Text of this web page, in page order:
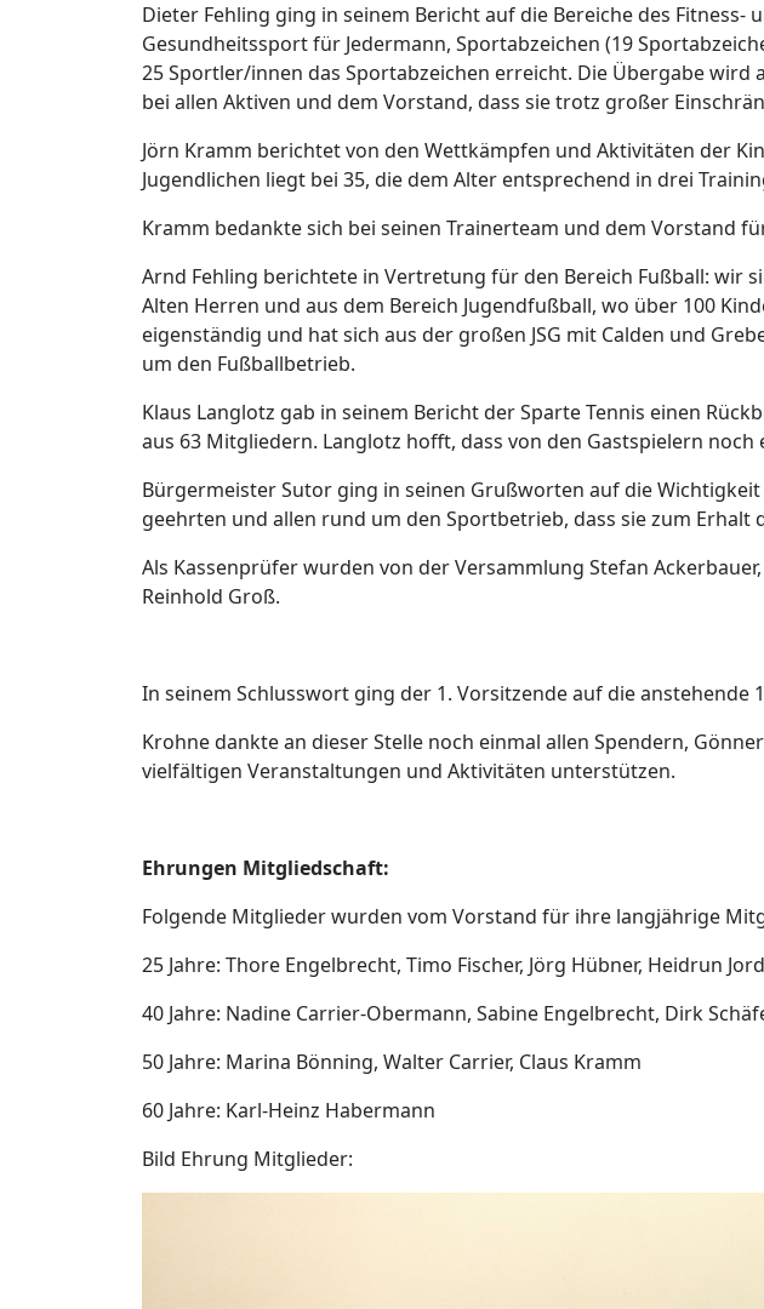
Dieter Fehling ging in seinem Bericht auf die Bereiche des
Gesundheitssport für Jedermann, Sportabzeichen (19
25 Sportler/innen das Sportabzeichen erreicht. Die Übergabe
bei allen Aktiven und dem Vorstand, dass sie trotz großer
Jörn Kramm berichtet von den Wettkämpfen und Aktivitäten der
Jugendlichen liegt bei 35, die dem Alter entsprechend in drei
Kramm bedankte sich bei seinen Trainerteam und dem Vorstand
Arnd Fehling berichtete in Vertretung für den Bereich Fußball: wir
Alten Herren und aus dem Bereich Jugendfußball, wo über 100
eigenständig und hat sich aus der großen JSG mit Calden und
um den Fußballbetrieb.
Klaus Langlotz gab in seinem Bericht der Sparte Tennis einen
aus 63 Mitgliedern. Langlotz hofft, dass von den Gastspielern
Bürgermeister Sutor ging in seinen Grußworten auf die
geehrten und allen rund um den Sportbetrieb, dass sie zum
Als Kassenprüfer wurden von der Versammlung Stefan
Reinhold Groß.
In seinem Schlusswort ging der 1. Vorsitzende auf die
Krohne dankte an dieser Stelle noch einmal allen Spendern,
vielfältigen Veranstaltungen und Aktivitäten unterstützen.
Ehrungen Mitgliedschaft:
Folgende Mitglieder wurden vom Vorstand für ihre langjährige
25 Jahre: Thore Engelbrecht, Timo Fischer, Jörg Hübner, Heidrun
40 Jahre: Nadine Carrier-Obermann, Sabine Engelbrecht, Dirk
50 Jahre: Marina Bönning, Walter Carrier, Claus Kramm
60 Jahre: Karl-Heinz Habermann
Bild Ehrung Mitglieder: